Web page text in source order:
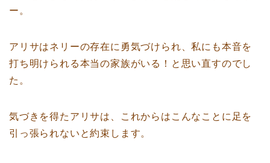
ー。
アリサはネリーの存在に勇気づけられ、私にも本音を
打ち明けられる本当の家族がいる！と思い直すのでし
た。
気づきを得たアリサは、これからはこんなことに足を
引っ張られないと約束します。